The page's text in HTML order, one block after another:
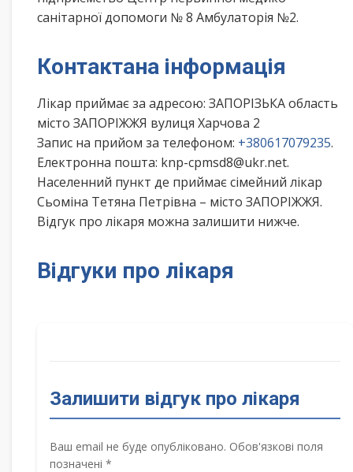
санітарної допомоги № 8 Амбулаторія №2.
Контактана інформація
Лікар приймає за адресою: ЗАПОРІЗЬКА область
місто ЗАПОРІЖЖЯ вулиця Харчова 2
Запис на прийом за телефоном: +380617079235.
Електронна пошта: knp-cpmsd8@ukr.net.
Населенний пункт де приймає сімейний лікар
Сьоміна Тетяна Петрівна – місто ЗАПОРІЖЖЯ.
Відгук про лікаря можна залишити нижче.
Відгуки про лікаря
Залишити відгук про лікаря
Ваш email не буде опубліковано. Обов'язкові поля
позначені *